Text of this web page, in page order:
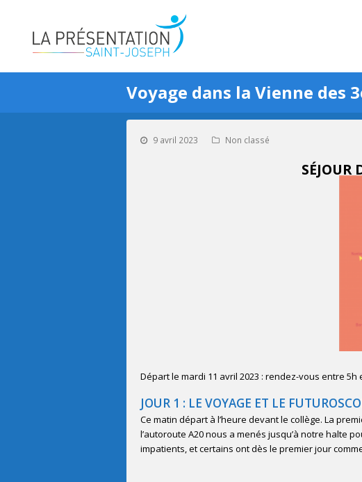
Voyage dans la Vienne des
9 avril 2023 Non classé
SÉJOUR
Départ le mardi 11 avril 2023 : rendez-vous entre 5h
JOUR 1 : LE VOYAGE ET LE
Ce matin départ à l’heure devant le collège. La
l’autoroute A20 nous a menés jusqu’à notre halte
impatients, et certains ont dès le premier jour